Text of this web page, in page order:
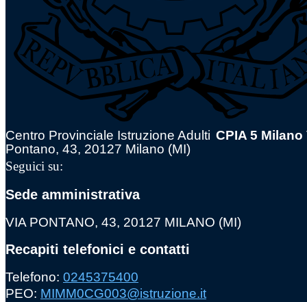
Centro Provinciale Istruzione Adulti CPIA 5 Milano
Pontano, 43, 20127 Milano (MI)
Seguici su:
Sede amministrativa
VIA PONTANO, 43, 20127 MILANO (MI)
Recapiti telefonici e contatti
Telefono: 0245375400
PEO: MIMM0CG003@istruzione.it